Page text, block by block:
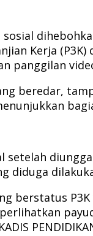
sosial
Kerja
panggilan
beredar,
setelah
diduga
berstatus